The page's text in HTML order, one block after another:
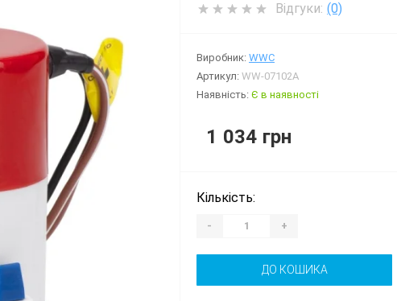
Відгуки: (0)
Виробник: WWC
Артикул: WW-07102A
Наявність: Є в наявності
1 034 грн
Кількість:
- +
ДО КОШИКА